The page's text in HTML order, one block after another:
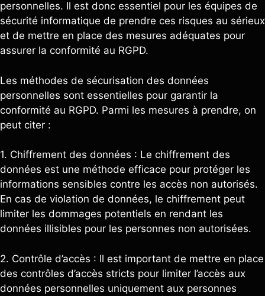
personnelles. Il est donc essentiel pour les équipes de
sécurité informatique de prendre ces risques au sérieux
et de mettre en place des mesures adéquates pour
assurer la conformité au RGPD.
Les méthodes de sécurisation des données
personnelles sont essentielles pour garantir la
conformité au RGPD. Parmi les mesures à prendre, on
peut citer :
1. Chiffrement des données : Le chiffrement des
données est une méthode efficace pour protéger les
informations sensibles contre les accès non autorisés.
En cas de violation de données, le chiffrement peut
limiter les dommages potentiels en rendant les
données illisibles pour les personnes non autorisées.
2. Contrôle d’accès : Il est important de mettre en place
des contrôles d’accès stricts pour limiter l’accès aux
données personnelles uniquement aux personnes